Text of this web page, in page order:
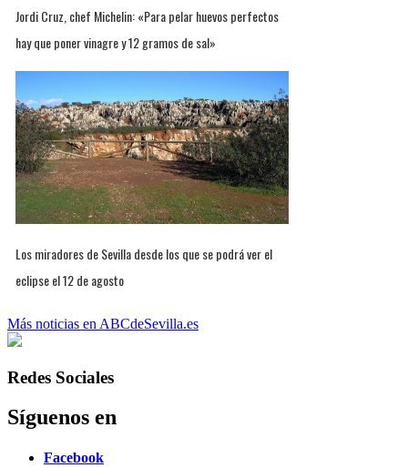
Jordi Cruz, chef Michelin: «Para pelar huevos perfectos
hay que poner vinagre y 12 gramos de sal»
Los miradores de Sevilla desde los que se podrá ver el
eclipse el 12 de agosto
Más noticias en ABCdeSevilla.es
Redes Sociales
Síguenos en
Facebook